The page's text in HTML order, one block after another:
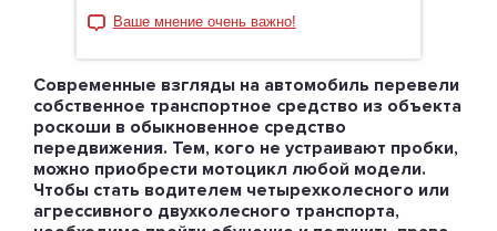
Ваше мнение очень важно!
Современные взгляды на автомобиль перевели
собственное транспортное средство из объекта
роскоши в обыкновенное средство
передвижения. Тем, кого не устраивают пробки,
можно приобрести мотоцикл любой модели.
Чтобы стать водителем четырехколесного или
агрессивного двухколесного транспорта,